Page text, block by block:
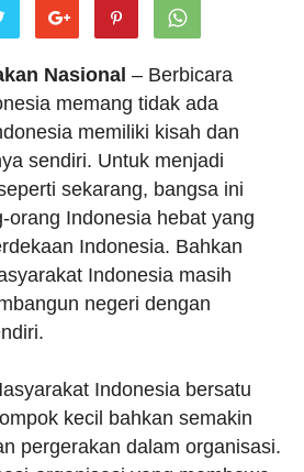
Nasional – Berbicara
memang tidak ada
memiliki kisah dan
sendiri. Untuk menjadi
sekarang, bangsa ini
orang Indonesia hebat yang
Indonesia. Bahkan
Indonesia masih
negeri dengan
Indonesia bersatu
kecil bahkan semakin
pergerakan dalam organisasi.